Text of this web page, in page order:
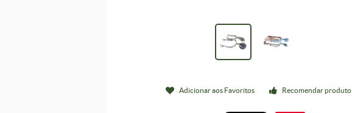
Adicionar aos Favoritos Recomendar produto